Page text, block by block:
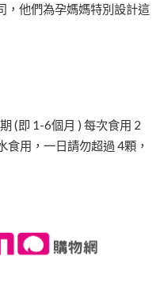
，他們為孕媽媽特別設計這
(即 1-6個月 ) 每次食用 2
食用，一日請勿超過 4顆，